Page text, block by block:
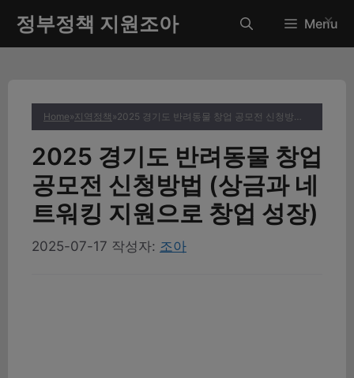
츠
정부정책 지원조아 Menu
Home»지역정책 » 2025 경기도 반려동물 창업 공모전 신청방법 (상금과 네트워킹 지원으로 창업 성장)
2025 경기도 반려동물 창업
공모전 신청방법 (상금과 네
트워킹 지원으로 창업 성장)
2025-07-17 작성자: 조아
✕